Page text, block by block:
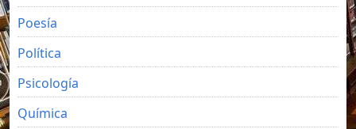
Poesía
Política
Psicología
Química